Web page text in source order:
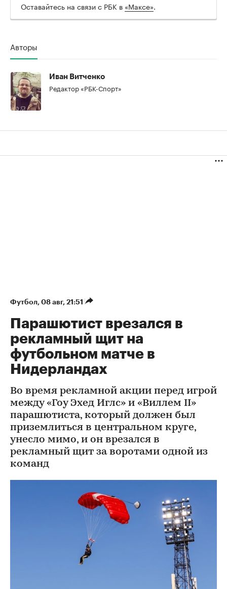
Оставайтесь на связи с РБК в «Максе».
Авторы
Иван Витченко
Редактор «РБК-Спорт»
Футбол⁠, 08 авг, 21:51
Парашютист врезался в
рекламный щит на
футбольном матче в
Нидерландах
Во время рекламной акции перед игрой
между «Гоу Эхед Иглс» и «Виллем II»
парашютиста, который должен был
приземлиться в центральном круге,
унесло мимо, и он врезался в
рекламный щит за воротами одной из
команд